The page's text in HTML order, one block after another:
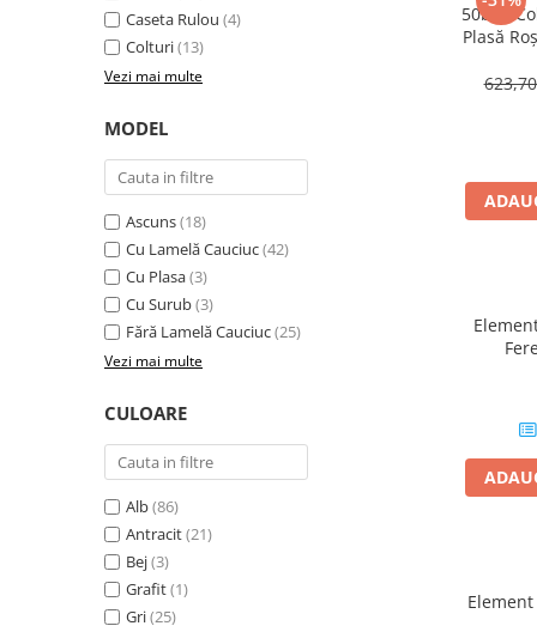
Accesorii Finisaje
Uși de Vizitare
Șuruburi Gips Carton
Piese pentru CD si UA
Benzi Gips Carton
Dibluri Gips Carton
Profile Gips Carton
Ipsos îmbinare Gips Carton
Plăci Gips Carton
Adezivi Acoperiri Elastice și Textile
Adezivi Parchet și Lemn
Produse pentru Curățare
Colțare Protecție
Caseta Rulou (4)
Colturi(13)
Vezi mai multe
MODEL
Ascuns(18)
Cu Lamelă Cauciuc(42)
Cu Plasa(3)
Cu Surub(3)
Fără Lamelă Cauciuc(25)
Vezi mai multe
CULOARE
Alb(86)
Antracit(21)
Bej(3)
Grafit(1)
Gri(25)
50buc
Plasă
Element